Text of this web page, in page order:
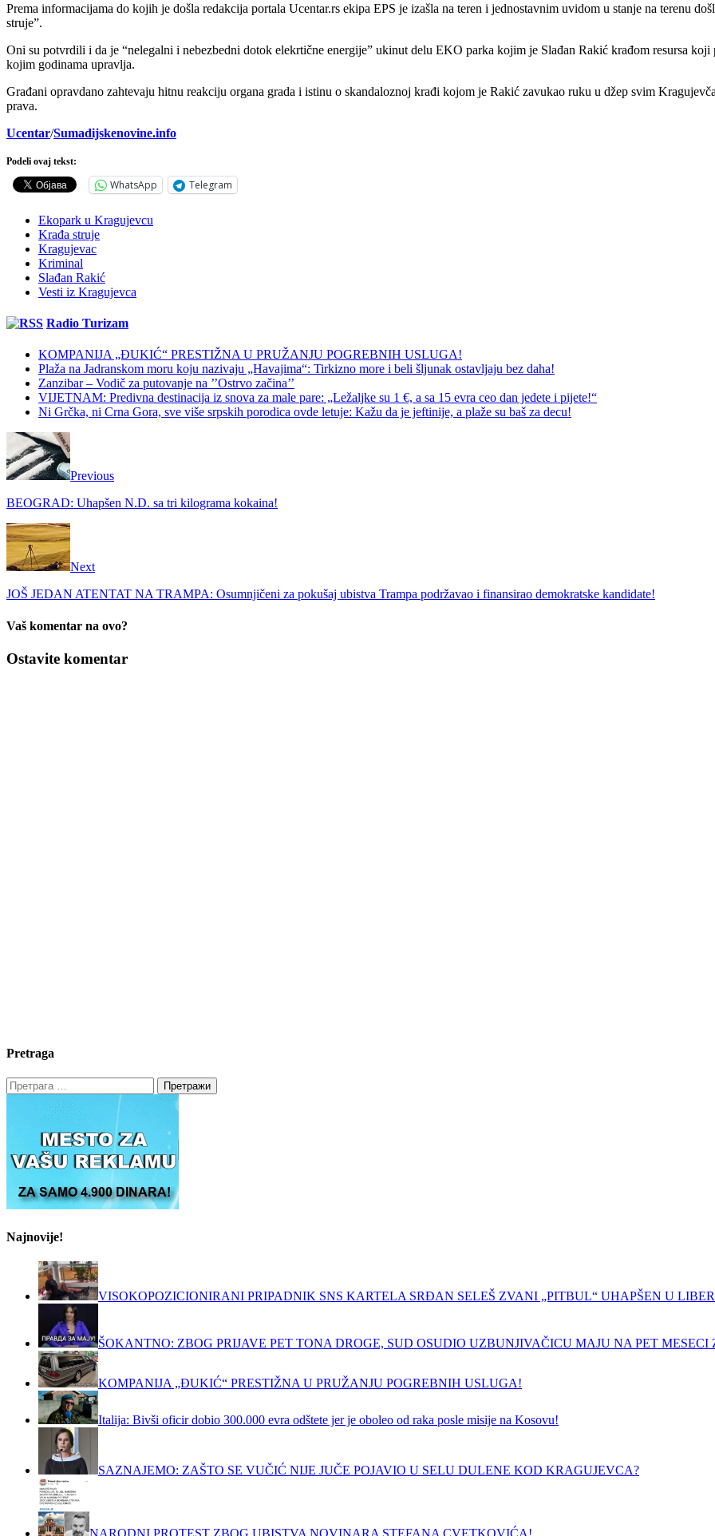
Prema informacijama do kojih je došla redakcija portala Ucentar.rs ekipa EPS je izašla na teren i jednostavnim uvidom u stanje na terenu
struje”.
Oni su potvrdili i da je “nelegalni i nebezbedni dotok elekrtične energije” ukinut delu EKO parka kojim je Slađan Rakić krađom resursa
kojim godinama upravlja.
Građani opravdano zahtevaju hitnu reakciju organa grada i istinu o skandaloznoj krađi kojom je Rakić zavukao ruku u džep svim
prava.
Ucentar/Sumadijskenovine.info
Podeli ovaj tekst:
WhatsApp Telegram
Ekopark u Kragujevcu
Krađa struje
Kragujevac
Kriminal
Slađan Rakić
Vesti iz Kragujevca
Radio Turizam
KOMPANIJA „ĐUKIĆ“ PRESTIŽNA U PRUŽANJU POGREBNIH USLUGA!
Plaža na Jadranskom moru koju nazivaju „Havajima“: Tirkizno more i beli šljunak ostavljaju bez daha!
Zanzibar – Vodič za putovanje na ’’Ostrvo začina’’
VIJETNAM: Predivna destinacija iz snova za male pare: „Ležaljke su 1 €, a sa 15 evra ceo dan jedete i pijete!“
Ni Grčka, ni Crna Gora, sve više srpskih porodica ovde letuje: Kažu da je jeftinije, a plaže su baš za decu!
Previous
BEOGRAD: Uhapšen N.D. sa tri kilograma kokaina!
Next
JOŠ JEDAN ATENTAT NA TRAMPA: Osumnjičeni za pokušaj ubistva Trampa podržavao i finansirao demokratske kandidate!
Vaš komentar na ovo?
Ostavite komentar
Pretraga
Претрага
за:
Najnovije!
VISOKOPOZICIONIRANI PRIPADNIK SNS KARTELA SRĐAN SELEŠ ZVANI „PITBUL“ UHAPŠEN U
ŠOKANTNO: ZBOG PRIJAVE PET TONA DROGE, SUD OSUDIO UZBUNJIVAČICU MAJU NA PET
KOMPANIJA „ĐUKIĆ“ PRESTIŽNA U PRUŽANJU POGREBNIH USLUGA!
Italija: Bivši oficir dobio 300.000 evra odštete jer je oboleo od raka posle misije na Kosovu!
SAZNAJEMO: ZAŠTO SE VUČIĆ NIJE JUČE POJAVIO U SELU DULENE KOD KRAGUJEVCA?
NARODNI PROTEST ZBOG UBISTVA NOVINARA STEFANA CVETKOVIĆA!